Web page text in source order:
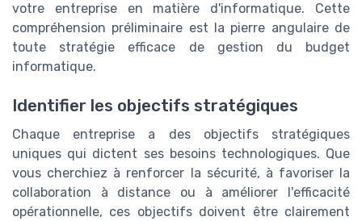
votre entreprise en matière d'informatique. Cette
compréhension préliminaire est la pierre angulaire de
toute stratégie efficace de gestion du budget
informatique.
Identifier les objectifs stratégiques
Chaque entreprise a des objectifs stratégiques
uniques qui dictent ses besoins technologiques. Que
vous cherchiez à renforcer la sécurité, à favoriser la
collaboration à distance ou à améliorer l'efficacité
opérationnelle, ces objectifs doivent être clairement